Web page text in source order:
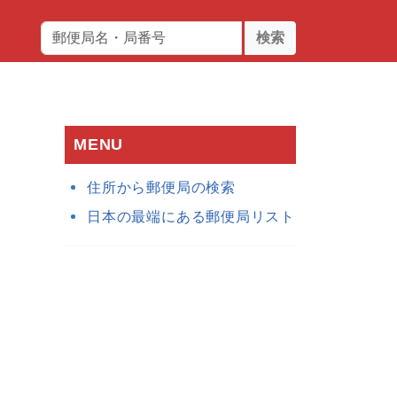
検索
MENU
住所から郵便局の検索
日本の最端にある郵便局リスト